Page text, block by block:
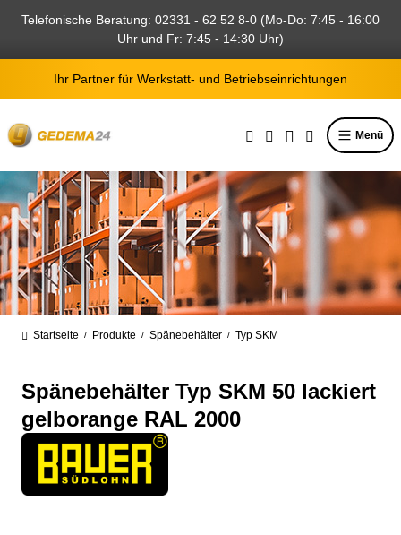
springen
Telefonische Beratung: 02331 - 62 52 8-0 (Mo-Do: 7:45 - 16:00
Uhr und Fr: 7:45 - 14:30 Uhr)
Ihr Partner für Werkstatt- und Betriebseinrichtungen
Menü
Startseite / Produkte / Spänebehälter / Typ SKM
Spänebehälter Typ SKM 50 lackiert
gelborange RAL 2000